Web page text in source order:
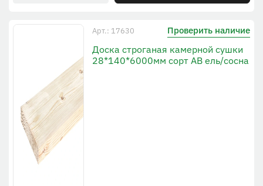
Арт.: 17630 Проверить наличие
Доска строганая камерной сушки
28*140*6000мм сорт АВ ель/сосна